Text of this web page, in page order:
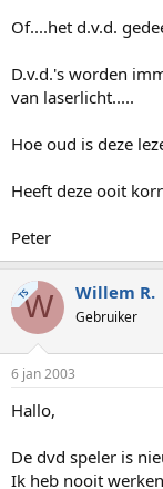
Of....het d.v.d.
D.v.d.'s worden
van laserlicht.....
Hoe oud is deze
Heeft deze ooit
Peter
TSW Willem R.
Gebruiker
6 jan 2003
Hallo,
De dvd speler is
Ik heb nooit